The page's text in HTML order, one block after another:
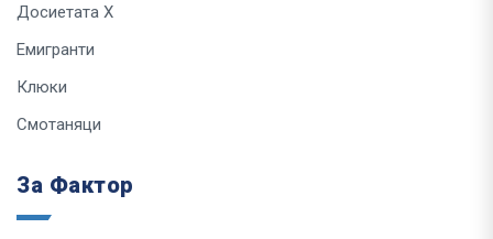
Досиетата Х
Емигранти
Клюки
Смотаняци
За Фактор